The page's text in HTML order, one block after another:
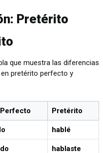
Pretérito
que muestra las diferencias
en pretérito perfecto y
Pretérito
hablé
hablaste